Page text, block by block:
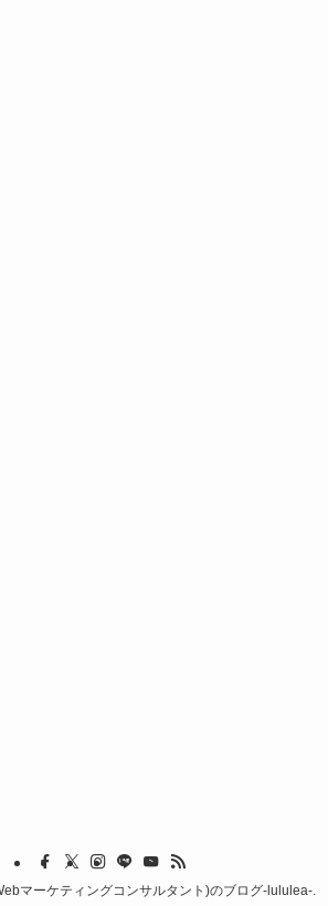
マーケティングコンサルタント)のブログ-lululea-.